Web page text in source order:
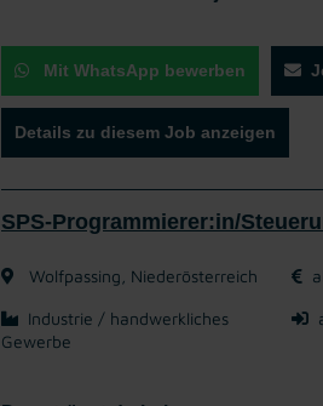
Mit WhatsApp bewerben
Details zu diesem Job anzeigen
SPS-Programmierer:in/
Wolfpassing, Niederösterreich
Industrie / handwerkliches
Gewerbe